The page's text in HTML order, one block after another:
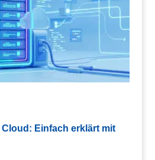
Einfach erklärt mit